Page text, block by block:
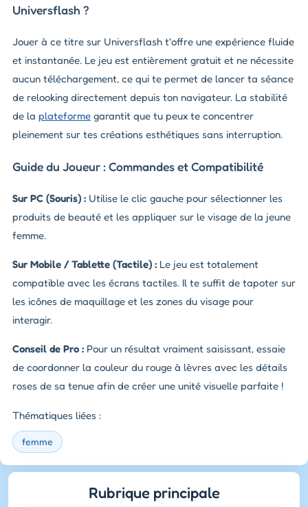
Universflash ?
Jouer à ce titre sur Universflash t'offre une expérience fluide
et instantanée. Le jeu est entièrement gratuit et ne nécessite
aucun téléchargement, ce qui te permet de lancer ta séance
de relooking directement depuis ton navigateur. La stabilité
de la plateforme garantit que tu peux te concentrer
pleinement sur tes créations esthétiques sans interruption.
Guide du Joueur : Commandes et Compatibilité
Sur PC (Souris) : Utilise le clic gauche pour sélectionner les
produits de beauté et les appliquer sur le visage de la jeune
femme.
Sur Mobile / Tablette (Tactile) : Le jeu est totalement
compatible avec les écrans tactiles. Il te suffit de tapoter sur
les icônes de maquillage et les zones du visage pour
interagir.
Conseil de Pro : Pour un résultat vraiment saisissant, essaie
de coordonner la couleur du rouge à lèvres avec les détails
roses de sa tenue afin de créer une unité visuelle parfaite !
Thématiques liées :
femme
Rubrique principale